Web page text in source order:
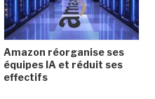
Amazon réorganise ses
équipes IA et réduit ses
effectifs